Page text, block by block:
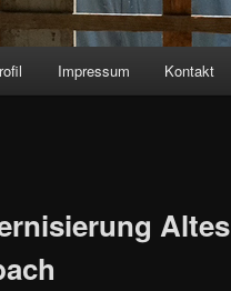
Impressum Kontakt
Altes